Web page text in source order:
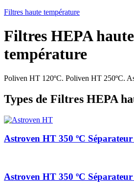
Filtres haute température
Filtres HEPA haute
température
Poliven HT 120ºC. Poliven HT 250ºC.
Types de Filtres HEPA
Astroven HT 350 ºC
Astroven HT 350 ºC